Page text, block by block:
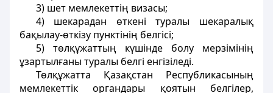
3) шет мемлекеттің визасы;
4) шекарадан өткені туралы шекаралық
бақылау-өткізу пунктінің белгісі;
5) төлқұжаттың күшінде болу мерзімінің
ұзартылғаны туралы белгі енгізіледі.
Төлқұжатта Қазақстан Республикасының
мемлекеттік органдары қоятын белгілер,